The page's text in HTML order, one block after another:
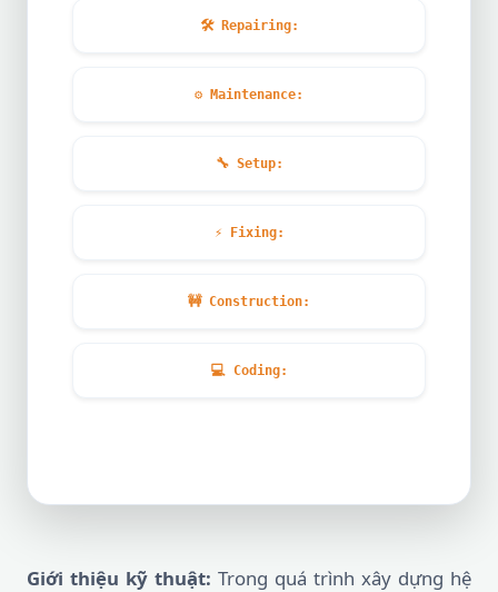
🛠️Repairing:
⚙️ Maintenance:
🔧Setup:
⚡Fixing:
🚧Construction:
💻Coding:
Giới thiệu kỹ thuật: Trong quá trình xây dựng hệ